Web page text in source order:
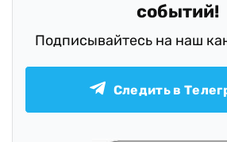
событий!
Подписывайтесь на наш
Следить в